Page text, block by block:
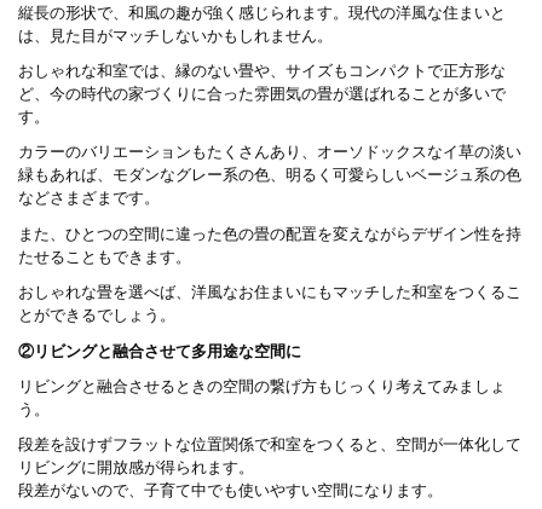
縦長の形状で、和風の趣が強く感じられます。現代の洋風な住まいと
は、見た目がマッチしないかもしれません。
おしゃれな和室では、縁のない畳や、サイズもコンパクトで正方形な
ど、今の時代の家づくりに合った雰囲気の畳が選ばれることが多いで
す。
カラーのバリエーションもたくさんあり、オーソドックスなイ草の淡い
緑もあれば、モダンなグレー系の色、明るく可愛らしいベージュ系の色
などさまざまです。
また、ひとつの空間に違った色の畳の配置を変えながらデザイン性を持
たせることもできます。
おしゃれな畳を選べば、洋風なお住まいにもマッチした和室をつくるこ
とができるでしょう。
②リビングと融合させて多用途な空間に
リビングと融合させるときの空間の繋げ方もじっくり考えてみましょ
う。
段差を設けずフラットな位置関係で和室をつくると、空間が一体化して
リビングに開放感が得られます。
段差がないので、子育て中でも使いやすい空間になります。